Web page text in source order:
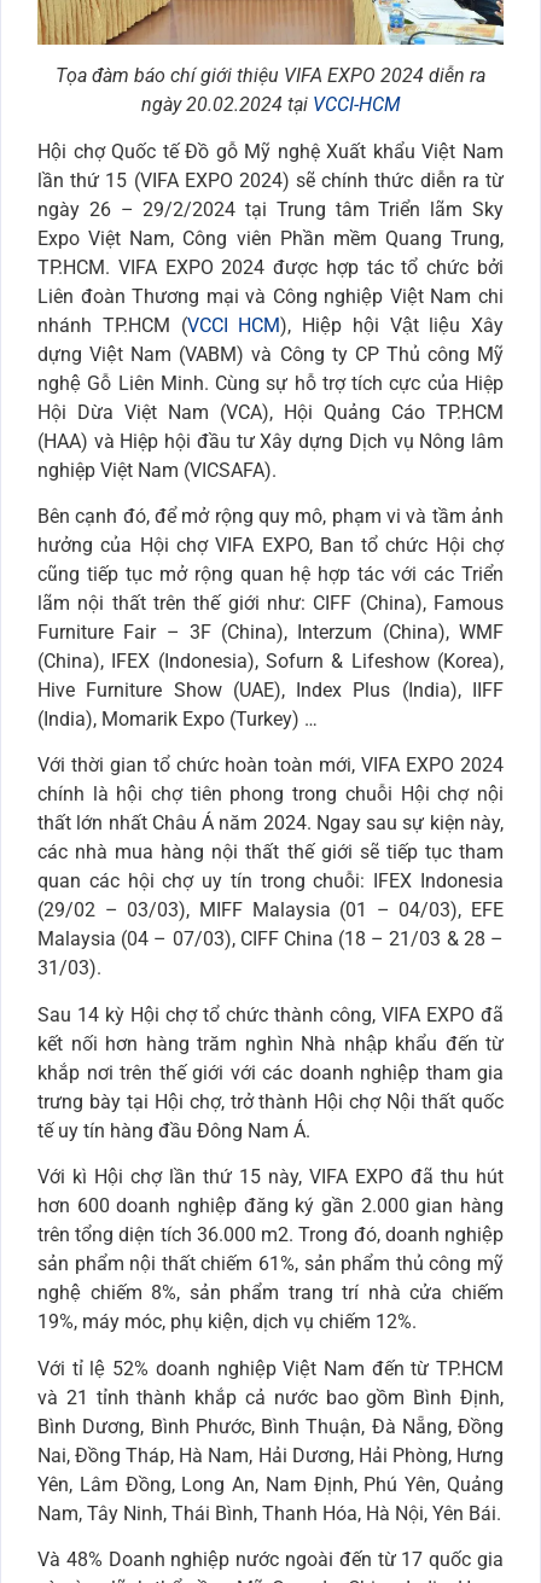
Tọa đàm báo chí giới thiệu VIFA EXPO 2024 diễn ra
ngày 20.02.2024 tại VCCI-HCM
Hội chợ Quốc tế Đồ gỗ Mỹ nghệ Xuất khẩu Việt Nam
lần thứ 15 (VIFA EXPO 2024) sẽ chính thức diễn ra từ
ngày 26 – 29/2/2024 tại Trung tâm Triển lãm Sky
Expo Việt Nam, Công viên Phần mềm Quang Trung,
TP.HCM. VIFA EXPO 2024 được hợp tác tổ chức bởi
Liên đoàn Thương mại và Công nghiệp Việt Nam chi
nhánh TP.HCM (VCCI HCM), Hiệp hội Vật liệu Xây
dựng Việt Nam (VABM) và Công ty CP Thủ công Mỹ
nghệ Gỗ Liên Minh. Cùng sự hỗ trợ tích cực của Hiệp
Hội Dừa Việt Nam (VCA), Hội Quảng Cáo TP.HCM
(HAA) và Hiệp hội đầu tư Xây dựng Dịch vụ Nông lâm
nghiệp Việt Nam (VICSAFA).
Bên cạnh đó, để mở rộng quy mô, phạm vi và tầm ảnh
hưởng của Hội chợ VIFA EXPO, Ban tổ chức Hội chợ
cũng tiếp tục mở rộng quan hệ hợp tác với các Triển
lãm nội thất trên thế giới như: CIFF (China), Famous
Furniture Fair – 3F (China), Interzum (China), WMF
(China), IFEX (Indonesia), Sofurn & Lifeshow (Korea),
Hive Furniture Show (UAE), Index Plus (India), IIFF
(India), Momarik Expo (Turkey) …
Với thời gian tổ chức hoàn toàn mới, VIFA EXPO 2024
chính là hội chợ tiên phong trong chuỗi Hội chợ nội
thất lớn nhất Châu Á năm 2024. Ngay sau sự kiện này,
các nhà mua hàng nội thất thế giới sẽ tiếp tục tham
quan các hội chợ uy tín trong chuỗi: IFEX Indonesia
(29/02 – 03/03), MIFF Malaysia (01 – 04/03), EFE
Malaysia (04 – 07/03), CIFF China (18 – 21/03 & 28 –
31/03).
Sau 14 kỳ Hội chợ tổ chức thành công, VIFA EXPO đã
kết nối hơn hàng trăm nghìn Nhà nhập khẩu đến từ
khắp nơi trên thế giới với các doanh nghiệp tham gia
trưng bày tại Hội chợ, trở thành Hội chợ Nội thất quốc
tế uy tín hàng đầu Đông Nam Á.
Với kì Hội chợ lần thứ 15 này, VIFA EXPO đã thu hút
hơn 600 doanh nghiệp đăng ký gần 2.000 gian hàng
trên tổng diện tích 36.000 m2. Trong đó, doanh nghiệp
sản phẩm nội thất chiếm 61%, sản phẩm thủ công mỹ
nghệ chiếm 8%, sản phẩm trang trí nhà cửa chiếm
19%, máy móc, phụ kiện, dịch vụ chiếm 12%.
Với tỉ lệ 52% doanh nghiệp Việt Nam đến từ TP.HCM
và 21 tỉnh thành khắp cả nước bao gồm Bình Định,
Bình Dương, Bình Phước, Bình Thuận, Đà Nẵng, Đồng
Nai, Đồng Tháp, Hà Nam, Hải Dương, Hải Phòng, Hưng
Yên, Lâm Đồng, Long An, Nam Định, Phú Yên, Quảng
Nam, Tây Ninh, Thái Bình, Thanh Hóa, Hà Nội, Yên Bái.
Và 48% Doanh nghiệp nước ngoài đến từ 17 quốc gia